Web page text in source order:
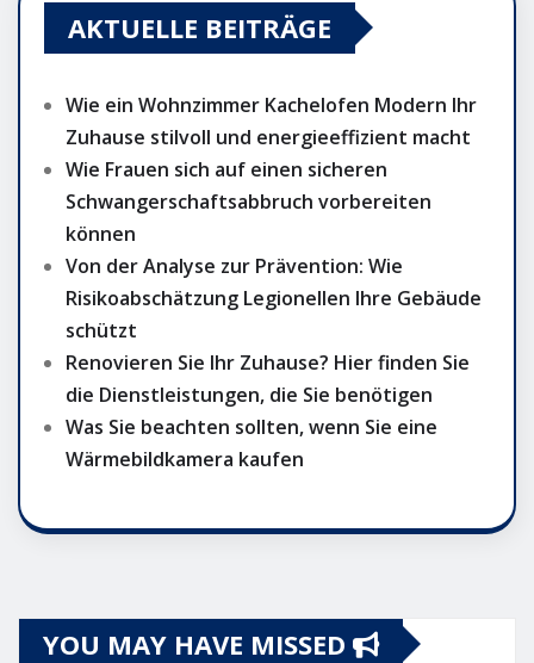
AKTUELLE BEITRÄGE
Wie ein Wohnzimmer Kachelofen Modern Ihr
Zuhause stilvoll und energieeffizient macht
Wie Frauen sich auf einen sicheren
Schwangerschaftsabbruch vorbereiten
können
Von der Analyse zur Prävention: Wie
Risikoabschätzung Legionellen Ihre Gebäude
schützt
Renovieren Sie Ihr Zuhause? Hier finden Sie
die Dienstleistungen, die Sie benötigen
Was Sie beachten sollten, wenn Sie eine
Wärmebildkamera kaufen
YOU MAY HAVE MISSED